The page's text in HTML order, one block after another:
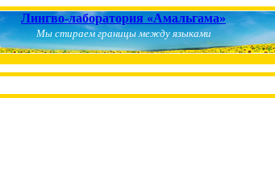
Лингво-лаборатория «Амальгама»
Мы стираем границы между языками